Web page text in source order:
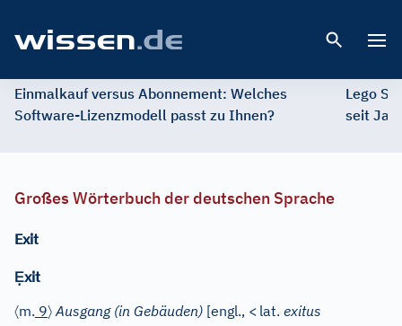
Einmalkauf versus Abonnement: Welches
Software-Lizenzmodell passt zu Ihnen?
Lego
seit
Großes Wörterbuch der deutschen Sprache
Exit
Ẹxit
〈m. 9〉 Ausgang (in Gebäuden) [engl., < lat. exitus